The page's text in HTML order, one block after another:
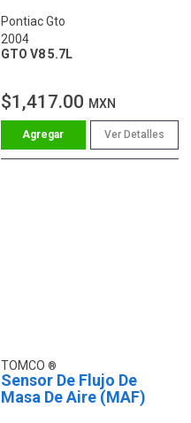
Pontiac Gto
2004
GTO V8 5.7L
$1,417.00 MXN
Ver Detalles
TOMCO
Sensor De Flujo De
Masa De Aire (MAF)